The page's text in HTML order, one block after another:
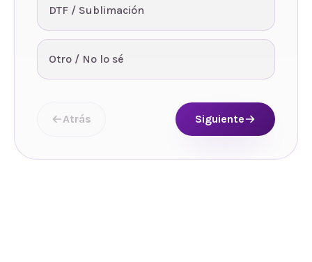
DTF / Sublimación
Otro / No lo sé
Atrás Siguiente